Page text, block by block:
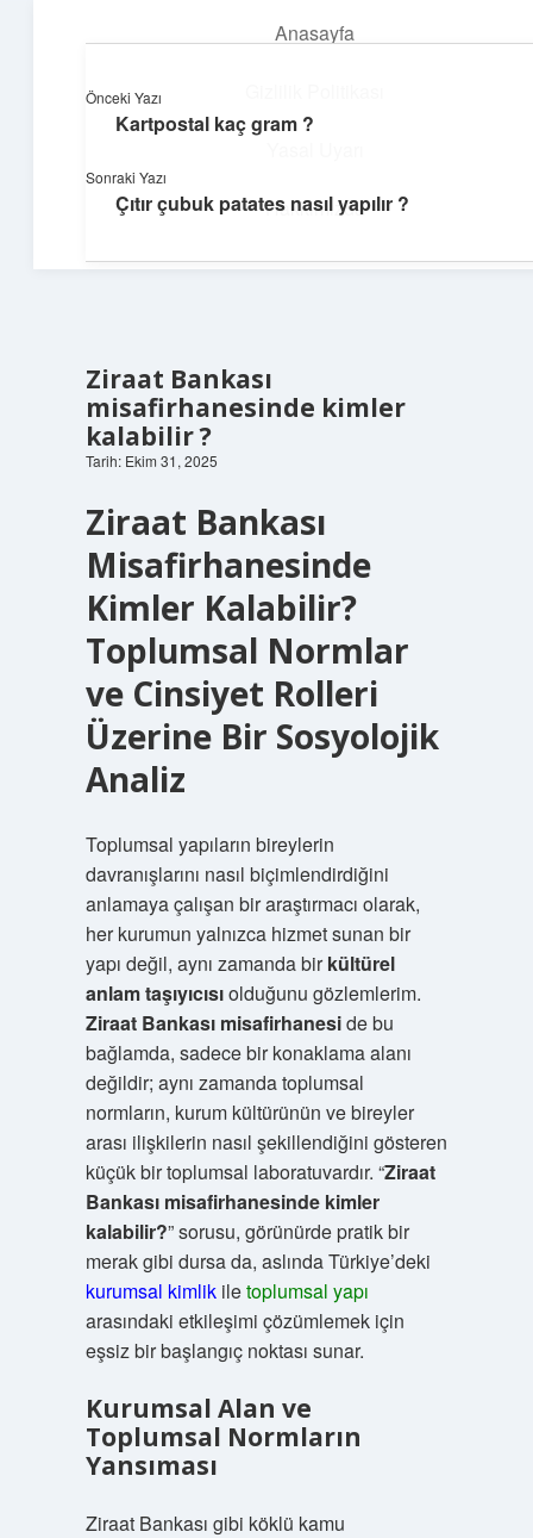
Anasayfa
Hakkımızda
Neşeli Bilgi Durağı
Hızlı hikayelerle gününü şenlendir!
Ziraat Bankası
misafirhanesinde kimler
kalabilir ?
Tarih: Ekim 31, 2025
Ziraat Bankası
Misafirhanesinde
Kimler Kalabilir?
Toplumsal Normlar
ve Cinsiyet Rolleri
Üzerine Bir Sosyolojik
Analiz
Toplumsal yapıların bireylerin
davranışlarını nasıl biçimlendirdiğini
anlamaya çalışan bir araştırmacı olarak,
her kurumun yalnızca hizmet sunan bir
yapı değil, aynı zamanda birkültürel
anlam taşıyıcısıolduğunu gözlemlerim.
Ziraat Bankası misafirhaneside bu
bağlamda, sadece bir konaklama alanı
değildir; aynı zamanda toplumsal
normların, kurum kültürünün ve bireyler
arası ilişkilerin nasıl şekillendiğini gösteren
küçük bir toplumsal laboratuvardır. “Ziraat
Bankası misafirhanesinde kimler
kalabilir?” sorusu, görünürde pratik bir
merak gibi dursa da, aslında Türkiye’deki
kurumsal kimlikiletoplumsal yapı
arasındaki etkileşimi çözümlemek için
eşsiz bir başlangıç noktası sunar.
Kurumsal Alan ve
Toplumsal Normların
Yansıması
Ziraat Bankası gibi köklü kamu
Önceki Yazı
Kartpostal kaç gram ?
Sonraki Yazı
Çıtır çubuk patates nasıl yapılır ?